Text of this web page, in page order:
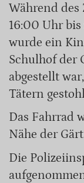
Während
16:00 Uhr
wurde ein
Schulhof der
abgestellt
Tätern
Das Fahrrad
Nähe der
Die